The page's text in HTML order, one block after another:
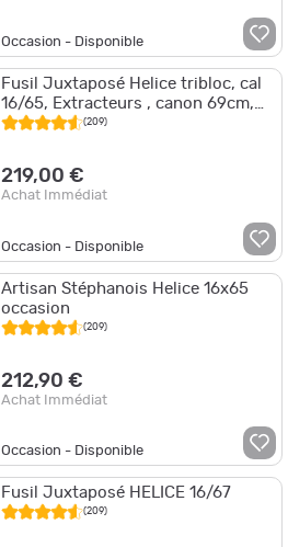
Occasion - Disponible
Fusil Juxtaposé Helice tribloc, cal
16/65, Extracteurs , canon 69cm,
chokes fixes, bon etat
(209)
219,00 €
Achat Immédiat
Occasion - Disponible
Artisan Stéphanois Helice 16x65
occasion
(209)
212,90 €
Achat Immédiat
Occasion - Disponible
Fusil Juxtaposé HELICE 16/67
(209)